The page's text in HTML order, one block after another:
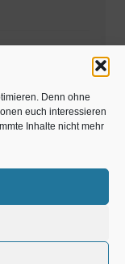
Denn ohne
euch interessieren
Inhalte nicht mehr